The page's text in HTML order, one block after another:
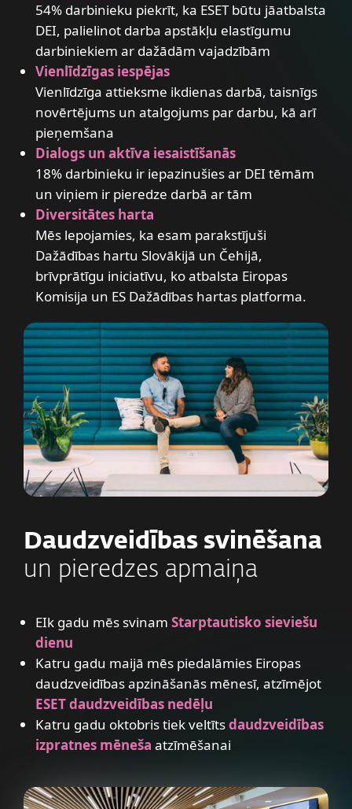
54% darbinieku piekrīt, ka ESET būtu jāatbalsta
DEI, palielinot darba apstākļu elastīgumu
darbiniekiem ar dažādām vajadzībām
Vienlīdzīgas iespējas
Vienlīdzīga attieksme ikdienas darbā, taisnīgs
novērtējums un atalgojums par darbu, kā arī
pieņemšana
Dialogs un aktīva iesaistīšanās
18% darbinieku ir iepazinušies ar DEI tēmām
un viņiem ir pieredze darbā ar tām
Diversitātes harta
Mēs lepojamies, ka esam parakstījuši
Dažādības hartu Slovākijā un Čehijā,
brīvprātīgu iniciatīvu, ko atbalsta Eiropas
Komisija un ES Dažādības hartas platforma.
Daudzveidības svinēšana
un pieredzes apmaiņa
EIk gadu mēs svinam Starptautisko sieviešu
dienu
Katru gadu maijā mēs piedalāmies Eiropas
daudzveidības apzināšanās mēnesī, atzīmējot
ESET daudzveidības nedēļu
Katru gadu oktobris tiek veltītsdaudzveidības
izpratnes mēneša atzīmēšanai